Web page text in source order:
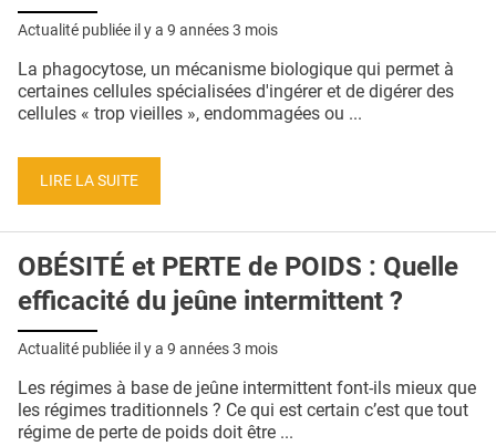
QUI SOMMES-NOUS ?
CONDITIONS GÉNÉRALES
CRÉDITS
Actualité publiée il y a 9 années 3 mois
La phagocytose, un mécanisme biologique qui permet à
certaines cellules spécialisées d'ingérer et de digérer des
cellules « trop vieilles », endommagées ou ...
LIRE LA SUITE
OBÉSITÉ et PERTE de POIDS : Quelle
efficacité du jeûne intermittent ?
Actualité publiée il y a 9 années 3 mois
Les régimes à base de jeûne intermittent font-ils mieux que
les régimes traditionnels ? Ce qui est certain c’est que tout
régime de perte de poids doit être ...